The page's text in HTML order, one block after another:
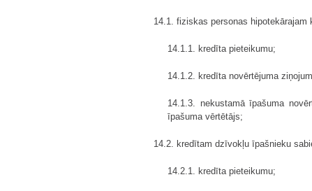
14.1. fiziskas personas
14.1.1. kredīta pieteikumu;
14.1.2. kredīta novērtējuma
14.1.3. nekustamā īpašuma
īpašuma vērtētājs;
14.2. kredītam dzīvokļu īpašnieku
14.2.1. kredīta pieteikumu;